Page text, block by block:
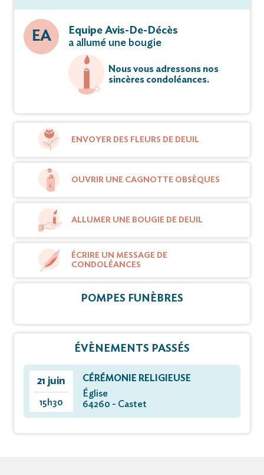
EA
Equipe Avis-De-Décès
a allumé une bougie
Nous vous adressons nos
sincères condoléances.
ENVOYER DES FLEURS DE DEUIL
OUVRIR UNE CAGNOTTE OBSÈQUES
ALLUMER UNE BOUGIE DE DEUIL
ÉCRIRE UN MESSAGE DE
CONDOLÉANCES
POMPES FUNÈBRES
ÉVÈNEMENTS PASSÉS
21 juin
15h30
CÉRÉMONIE RELIGIEUSE
Église
64260 - Castet